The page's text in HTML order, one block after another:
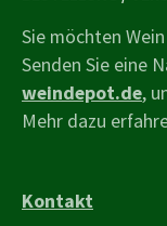
Sie möchten
Senden Sie eine
weindepot.de,
Mehr dazu
Kontakt